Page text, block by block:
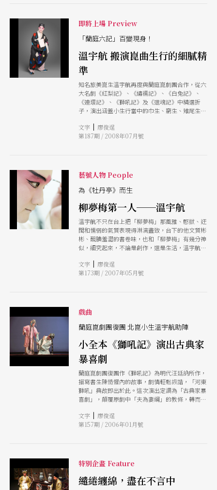
好戲。此次演出《琵琶記》，梁谷音飾演趙五娘，
計鎮華飾蔡公，張銘榮飾蔡婆，不同於讓觀眾熟悉
的版本，精采可期。另一個全新組合是溫宇航、梁
色當行，搭配溫宇航的張生、台崑青春小旦的崔鶯
折加以整編，並扮演法聰和尚，這是他繼去年在台
北演出《玉簪記》中的書僮進安之後，又一次獻演
全新角色。 為了吸引更多觀眾，此次「蘭谷名
華」特別推出一場「崑劇名家演唱會」，採大型編
制的國樂伴奏，由溫宇航及台崑演員演唱周雪華等
作曲家創作的詩詞作品，及重新配器譜曲的崑劇唱
段。演唱會中將發表青年作曲家洪敦遠創作的〈桃
花扇．餘韻〉，特邀國光劇團當家老生唐文華演
唱，計鎮華、梁谷音、溫宇航並將演唱經典傳統唱
即將上場 Preview
「蘭庭六記」百變現身！
溫宇航 搬演崑曲生行的細膩精
準
知名旅美崑生溫宇航再度與蘭庭崑劇團合作，從六
大名劇《紅梨記》、《繡襦記》、《白兔記》、
《連環記》、《獅吼記》及《還魂記》中精選折
子，演出涵蓋小生行當中的巾生、窮生、雉尾生及
準雅緻。
文字 | 廖俊逞
第187期 / 2008年07月號
藝號人物 People
為《牡丹亭》而生
柳夢梅第一人──溫宇航
溫宇航不只在台上把「柳夢梅」那風雅、憨獃、迂
闊和懦弱的氣質表現得淋漓盡致，台下的他文質彬
彬、靦腆羞澀的書卷味，也和「柳夢梅」有幾分神
似，細究起來，不論是創作，還是生活，溫宇航始
文字 | 廖俊逞
第173期 / 2007年05月號
戲曲
蘭庭崑劇團復團 北崑小生溫宇航助陣
小全本《獅吼記》演出古典家
暴喜劇
蘭庭崑劇團復團作《獅吼記》為明代汪廷訥所作，
描寫書生陳慥懼內的故事，劇情輕鬆詼諧，「河東
獅吼」典故即出於此。這次演出定調為「古典家暴
喜劇」，顛覆原劇中「夫為妻綱」的教條，轉而探
演出紐約版全本《牡丹亭》的北崑小生溫宇航跨刀
演出。
文字 | 廖俊逞
第157期 / 2006年01月號
特別企畫 Feature
繾綣纏綿，盡在不言中